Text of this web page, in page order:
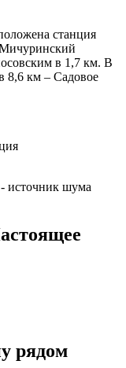
станция
в 1,7 км. В
км – Садовое
источник шума
рядом